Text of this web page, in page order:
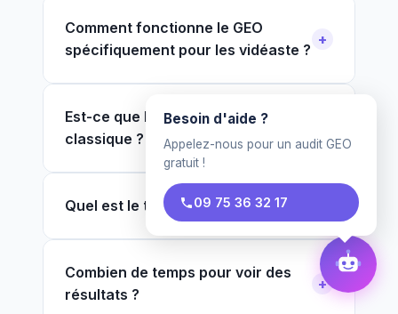
Comment fonctionne le GEO
spécifiquement pour les vidéaste ?
Est-ce que le GEO remplace le SEO
classique ?
Quel est le tarif pour un vidéaste ?
Combien de temps pour voir des
résultats ?
Besoin d'aide ?
Appelez-nous pour un audit GEO
gratuit !
09 75 36 32 17